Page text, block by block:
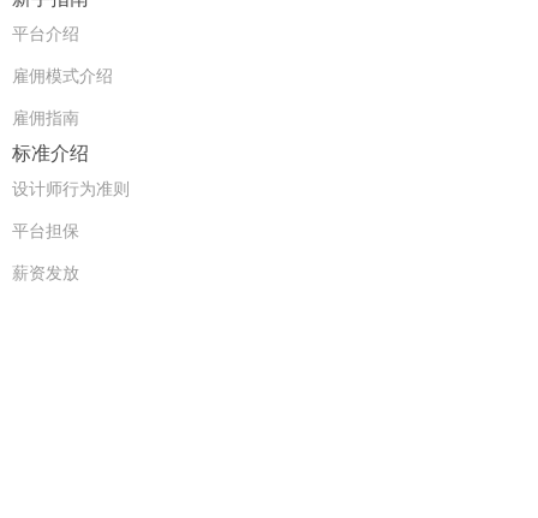
平台介绍
雇佣模式介绍
雇佣指南
标准介绍
设计师行为准则
平台担保
薪资发放